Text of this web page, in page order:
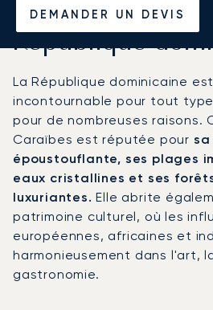
DEMANDER UN DEVIS
Louer un Jet
République
La République dominicaine
incontournable pour tout
pour de nombreuses raisons.
Caraïbes est réputée pour
époustouflante, ses plages
eaux cristallines et ses
luxuriantes. Elle abrite
patrimoine culturel, où les
européennes, africaines et
harmonieusement dans l'art,
gastronomie.